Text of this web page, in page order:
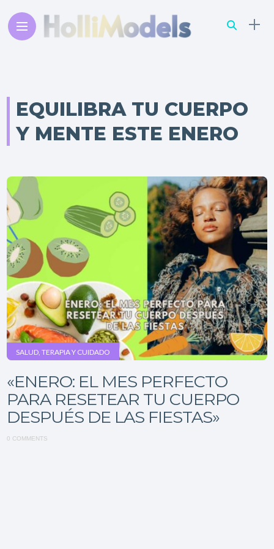
EQUILIBRA TU CUERPO
Y MENTE ESTE ENERO
SALUD, TERAPIA Y CUIDADO
«ENERO: EL MES PERFECTO
PARA RESETEAR TU CUERPO
DESPUÉS DE LAS FIESTAS»
0 COMMENTS